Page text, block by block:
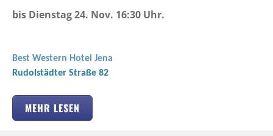
bis Dienstag 24. Nov. 16:30 Uhr.
Best Western Hotel Jena
Rudolstädter Straße 82
MEHR LESEN